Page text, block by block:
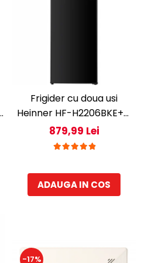
Frigider cu doua usi
Heinner HF-H2206BKE++,
206 l, Clasa E, lumina LED,
3 rafturi de sticla, H 143
879,99 Lei
ADAUGA IN COS
-17%